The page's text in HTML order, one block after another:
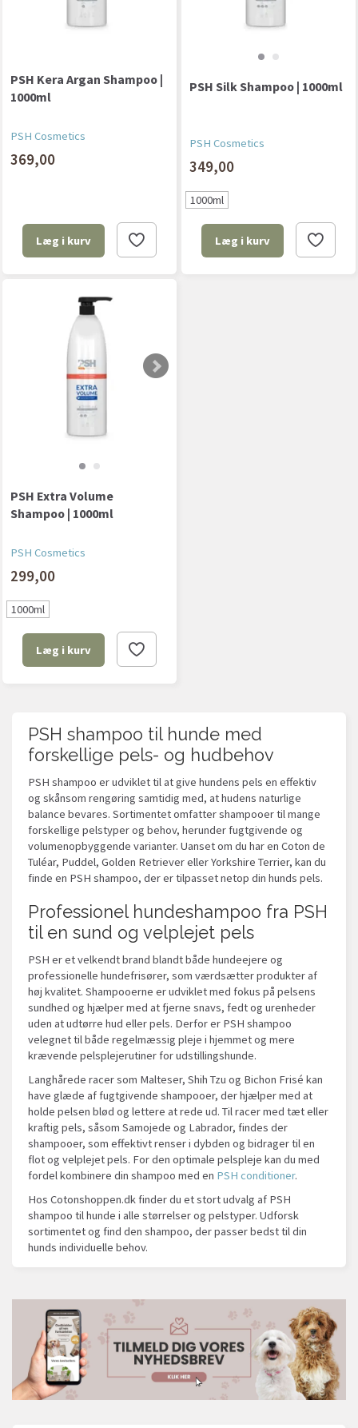
PSH Kera Argan Shampoo |
1000ml
PSH Cosmetics
369,00
Læg i kurv
PSH Silk Shampoo | 1000ml
PSH Cosmetics
349,00
1000ml
Læg i kurv
PSH Extra Volume
Shampoo | 1000ml
PSH Cosmetics
299,00
1000ml
Læg i kurv
PSH shampoo til hunde med
forskellige pels- og hudbehov
PSH shampoo er udviklet til at give hundens pels en effektiv
og skånsom rengøring samtidig med, at hudens naturlige
balance bevares. Sortimentet omfatter shampooer til mange
forskellige pelstyper og behov, herunder fugtgivende og
volumenopbyggende varianter. Uanset om du har en Coton de
Tuléar, Puddel, Golden Retriever eller Yorkshire Terrier, kan du
finde en PSH shampoo, der er tilpasset netop din hunds pels.
Professionel hundeshampoo fra PSH
til en sund og velplejet pels
PSH er et velkendt brand blandt både hundeejere og
professionelle hundefrisører, som værdsætter produkter af
høj kvalitet. Shampooerne er udviklet med fokus på pelsens
sundhed og hjælper med at fjerne snavs, fedt og urenheder
uden at udtørre hud eller pels. Derfor er PSH shampoo
velegnet til både regelmæssig pleje i hjemmet og mere
krævende pelsplejerutiner for udstillingshunde.
Langhårede racer som Malteser, Shih Tzu og Bichon Frisé kan
have glæde af fugtgivende shampooer, der hjælper med at
holde pelsen blød og lettere at rede ud. Til racer med tæt eller
kraftig pels, såsom Samojede og Labrador, findes der
shampooer, som effektivt renser i dybden og bidrager til en
flot og velplejet pels. For den optimale pelspleje kan du med
fordel kombinere din shampoo med en PSH conditioner.
Hos Cotonshoppen.dk finder du et stort udvalg af PSH
shampoo til hunde i alle størrelser og pelstyper. Udforsk
sortimentet og find den shampoo, der passer bedst til din
hunds individuelle behov.